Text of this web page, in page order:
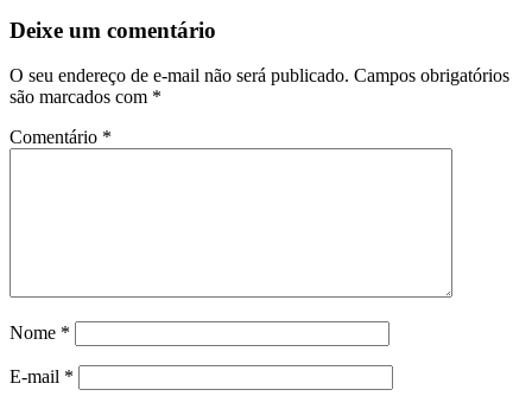
Deixe um comentário
O seu endereço de e-mail não será publicado. Campos obrigatórios
são marcados com *
Comentário *
Nome *
E-mail *